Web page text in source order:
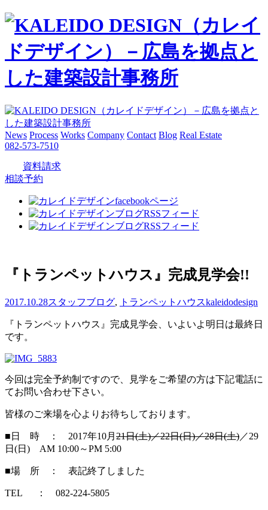
News Process Works Company Contact Blog Real Estate
082-573-7510
資料請求
相談予約
『トランペットハウス』完成見学会!!
2017.10.28スタッフブログ, トランペットハウスkaleidodesign
『トランペットハウス』完成見学会、いよいよ明日は最終日
です。
今回は完全予約制ですので、見学をご希望の方は下記電話に
てお問い合わせ下さい。
皆様のご来場を心よりお待ちしております。
■日 時 ： 2017年10月 21日(土)／22日(日)／28日(土)／29
日(日) AM 10:00～PM 5:00
■場 所 ： 表記終了しました
TEL ： 082-224-5805